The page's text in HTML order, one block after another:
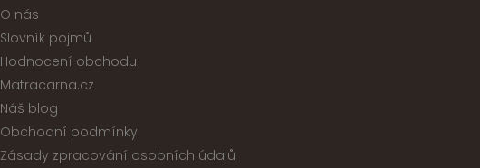
O nás
Slovník pojmů
Hodnocení obchodu
Matracarna.cz
Náš blog
Obchodní podmínky
Zásady zpracování osobních údajů